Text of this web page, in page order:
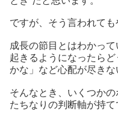
ですが、そう言われても
成長の節目とはわかっ
起きるようになったら
かな」など心配が尽きな
そんなとき、いくつか
たちなりの判断軸が持て